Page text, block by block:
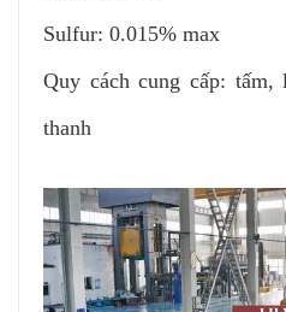
Sulfur: 0.015% max
Quy cách cung cấp: tấm,
thanh